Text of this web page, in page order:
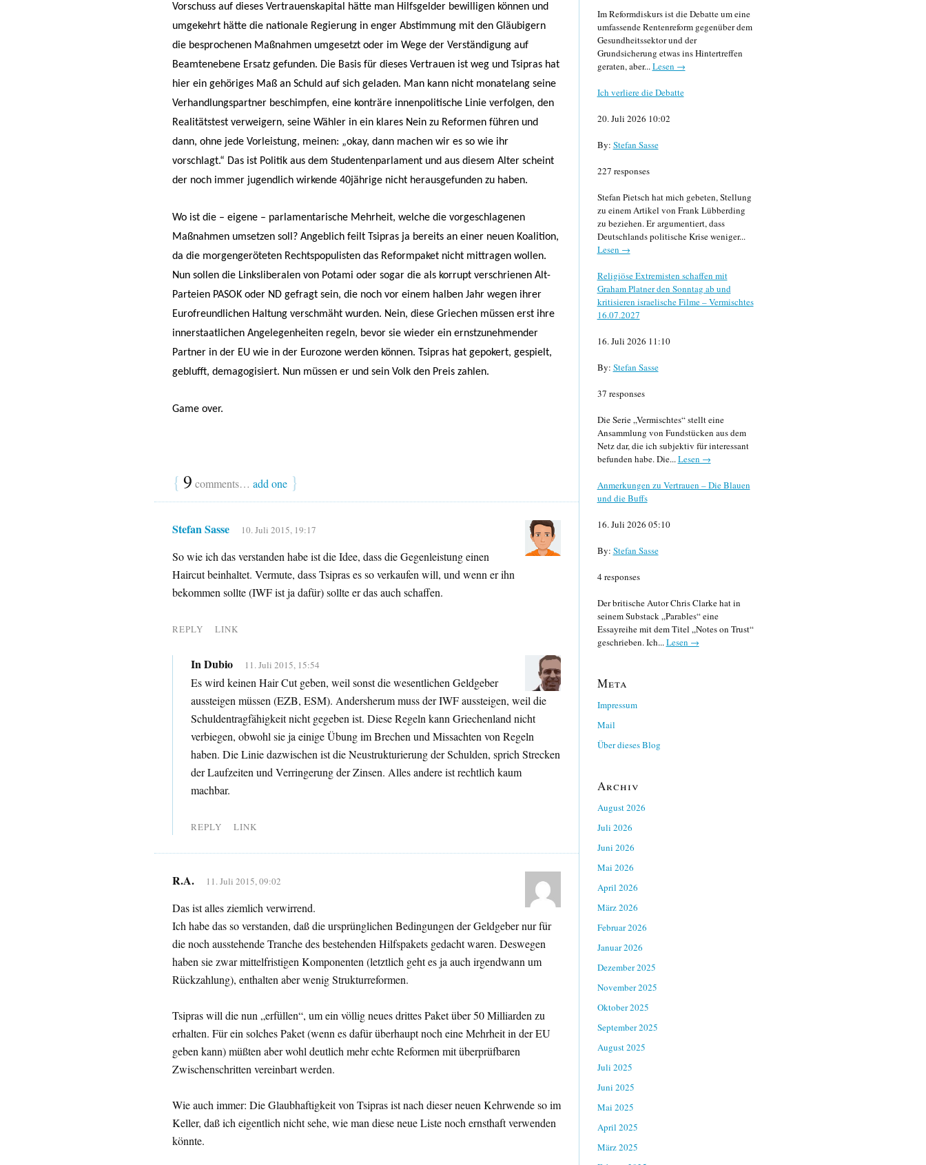
Vorschuss auf dieses Vertrauenskapital hätte man Hilfsgelder bewilligen können und
umgekehrt hätte die nationale Regierung in enger Abstimmung mit den Gläubigern
die besprochenen Maßnahmen umgesetzt oder im Wege der Verständigung auf
Beamtenebene Ersatz gefunden. Die Basis für dieses Vertrauen ist weg und Tsipras hat
hier ein gehöriges Maß an Schuld auf sich geladen. Man kann nicht monatelang seine
Verhandlungspartner beschimpfen, eine konträre innenpolitische Linie verfolgen, den
Realitätstest verweigern, seine Wähler in ein klares Nein zu Reformen führen und
dann, ohne jede Vorleistung, meinen: „okay, dann machen wir es so wie ihr
vorschlagt.“ Das ist Politik aus dem Studentenparlament und aus diesem Alter scheint
der noch immer jugendlich wirkende 40jährige nicht herausgefunden zu haben.
Wo ist die – eigene – parlamentarische Mehrheit, welche die vorgeschlagenen
Maßnahmen umsetzen soll? Angeblich feilt Tsipras ja bereits an einer neuen Koalition,
da die morgengeröteten Rechtspopulisten das Reformpaket nicht mittragen wollen.
Nun sollen die Linksliberalen von Potami oder sogar die als korrupt verschrienen Alt-
Parteien PASOK oder ND gefragt sein, die noch vor einem halben Jahr wegen ihrer
Eurofreundlichen Haltung verschmäht wurden. Nein, diese Griechen müssen erst ihre
innerstaatlichen Angelegenheiten regeln, bevor sie wieder ein ernstzunehmender
Partner in der EU wie in der Eurozone werden können. Tsipras hat gepokert, gespielt,
geblufft, demagogisiert. Nun müssen er und sein Volk den Preis zahlen.
Game over.
{ 9 comments… add one }
Stefan Sasse 10. Juli 2015, 19:17
So wie ich das verstanden habe ist die Idee, dass die Gegenleistung einen
Haircut beinhaltet. Vermute, dass Tsipras es so verkaufen will, und wenn er ihn
bekommen sollte (IWF ist ja dafür) sollte er das auch schaffen.
REPLY LINK
In Dubio 11. Juli 2015, 15:54
Es wird keinen Hair Cut geben, weil sonst die wesentlichen Geldgeber
aussteigen müssen (EZB, ESM). Andersherum muss der IWF aussteigen, weil die
Schuldentragfähigkeit nicht gegeben ist. Diese Regeln kann Griechenland nicht
verbiegen, obwohl sie ja einige Übung im Brechen und Missachten von Regeln
haben. Die Linie dazwischen ist die Neustrukturierung der Schulden, sprich Strecken
der Laufzeiten und Verringerung der Zinsen. Alles andere ist rechtlich kaum
machbar.
REPLY LINK
R.A. 11. Juli 2015, 09:02
Das ist alles ziemlich verwirrend.
Ich habe das so verstanden, daß die ursprünglichen Bedingungen der Geldgeber nur für
die noch ausstehende Tranche des bestehenden Hilfspakets gedacht waren. Deswegen
haben sie zwar mittelfristigen Komponenten (letztlich geht es ja auch irgendwann um
Rückzahlung), enthalten aber wenig Strukturreformen.
Tsipras will die nun „erfüllen“, um ein völlig neues drittes Paket über 50 Milliarden zu
erhalten. Für ein solches Paket (wenn es dafür überhaupt noch eine Mehrheit in der EU
geben kann) müßten aber wohl deutlich mehr echte Reformen mit überprüfbaren
Zwischenschritten vereinbart werden.
Wie auch immer: Die Glaubhaftigkeit von Tsipras ist nach dieser neuen Kehrwende so im
Keller, daß ich eigentlich nicht sehe, wie man diese neue Liste noch ernsthaft verwenden
könnte.
Im Reformdiskurs ist die Debatte um eine
umfassende Rentenreform gegenüber dem
Gesundheitssektor und der
Grundsicherung etwas ins Hintertreffen
geraten, aber...Lesen →
Ich verliere die Debatte
20. Juli 2026 10:02
By: Stefan Sasse
227 responses
Stefan Pietsch hat mich gebeten, Stellung
zu einem Artikel von Frank Lübberding
zu beziehen. Er argumentiert, dass
Deutschlands politische Krise weniger...
Lesen →
Religiöse Extremisten schaffen mit
Graham Platner den Sonntag ab und
kritisieren israelische Filme – Vermischtes
16.07.2027
16. Juli 2026 11:10
By: Stefan Sasse
37 responses
Die Serie „Vermischtes“ stellt eine
Ansammlung von Fundstücken aus dem
Netz dar, die ich subjektiv für interessant
befunden habe. Die...Lesen →
Anmerkungen zu Vertrauen – Die Blauen
und die Buffs
16. Juli 2026 05:10
By: Stefan Sasse
4 responses
Der britische Autor Chris Clarke hat in
seinem Substack „Parables“ eine
Essayreihe mit dem Titel „Notes on Trust“
geschrieben. Ich...Lesen →
Meta
Impressum
Mail
Über dieses Blog
Archiv
August 2026
Juli 2026
Juni 2026
Mai 2026
April 2026
März 2026
Februar 2026
Januar 2026
Dezember 2025
November 2025
Oktober 2025
September 2025
August 2025
Juli 2025
Juni 2025
Mai 2025
April 2025
März 2025